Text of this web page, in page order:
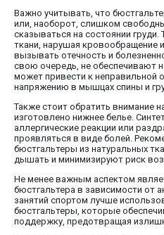
Важно учитывать, что
или, наоборот, слишком
сказываться на состоянии
ткани, нарушая кровообращение
вызывать отечность и
свою очередь, не обеспечивают
может привести к неправильной
напряжению в мышцах спины и
Также стоит обратить внимание
изготовлено нижнее белье.
аллергические реакции или
проявляться в виде болей.
бюстгальтеры из натуральных
дышать и минимизируют риск
Не менее важным аспектом
бюстгальтера в зависимости от
занятий спортом лучше
бюстгальтеры, которые
поддержку, предотвращая